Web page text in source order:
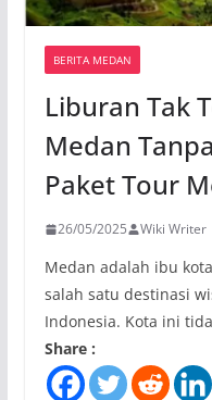
BERITA MEDAN
Liburan Tak
Medan
Paket Tour
26/05/2025 Wiki Writer
Medan adalah ibu
salah satu destinasi
Indonesia. Kota ini
Share :